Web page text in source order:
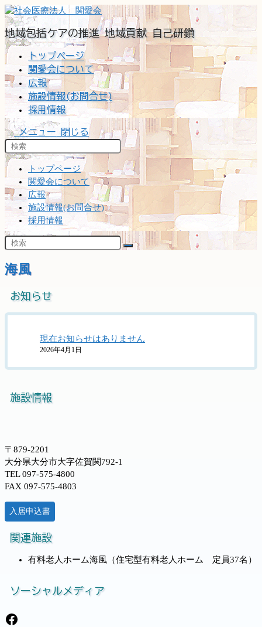
コ
ン
テ
ン
ツ
ス
キ
プ
地域包括ケアの推進 地域貢献 自己研鑽
トップページ
関愛会について
広報
施設情報(お問合せ)
採用情報
メニュー 閉じる
トップページ
関愛会について
広報
施設情報(お問合せ)
採用情報
海風
お知らせ
現在お知らせはありません
2026年4月1日
施設情報
〒879-2201
大分県大分市大字佐賀関792-1
TEL 097-575-4800
FAX 097-575-4803
入居申込書
関連施設
有料老人ホーム海風（住宅型有料老人ホーム 定員37名）
ソーシャルメディア
Facebook